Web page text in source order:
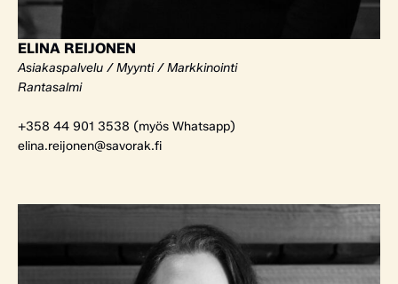
ELINA REIJONEN
Asiakaspalvelu / Myynti / Markkinointi
Rantasalmi
+358 44 901 3538 (myös Whatsapp)
elina.reijonen@savorak.fi